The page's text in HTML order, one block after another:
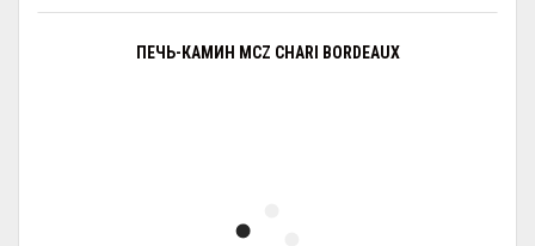
ПЕЧЬ-КАМИН MCZ CHARI BORDEAUX